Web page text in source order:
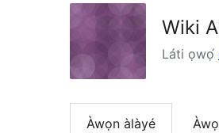
Wiki
Láti ọwọ́
Àwọn àlàyé